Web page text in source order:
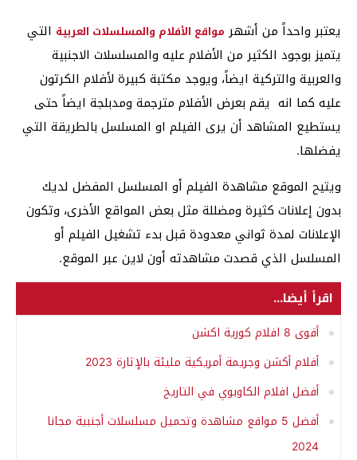
يعتبر واحداً من أشهر مواقع الأفلام والمسلسلات العربية التي
يتميز بوجود الكثير من الأفلام عليه والمسلسلات الاجنبية
والعربية والتركية ايضاً، ويوجد مكتبة كبيرة لأفلام الكرتون
عليه كما انه يقم بعرض الأفلام مترجمة ومدبلجة ايضاً حتى
يستطيع المشاهد أن يرى الفيلم او المسلسل بالطريقة التي
يفضلها.
ويتيح الموقع مشاهدة الفيلم أو المسلسل المفضل لديك
بدون إعلانات كثيرة ومضللة مثل بعض المواقع الأخرى، وتكون
الإعلانات لمدة ثواني معدودة قبل بدء تشغيل الفيلم أو
المسلسل الذي قصدت مشاهدته أون لاين عبر الموقع.
اقرأ أيضا...
أقوى 8 افلام كورية اكشن
أفلام أكشن وجريمة أمريكية مليئة بالإثارة 2023
أفضل افلام الكاوبوي في التاريخ
أفضل 5 مواقع مشاهدة وتحميل مسلسلات أجنبية مجانا
2024